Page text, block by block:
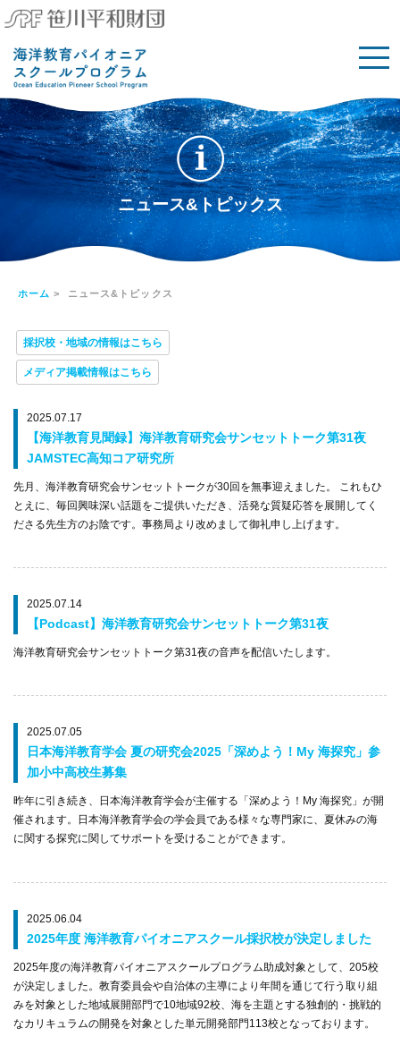
ニュース&トピックス
ホーム > ニュース&トピックス
採択校・地域の情報はこちら
メディア掲載情報はこちら
2025.07.17
【海洋教育見聞録】海洋教育研究会サンセットトーク第31夜
JAMSTEC高知コア研究所
先月、海洋教育研究会サンセットトークが30回を無事迎えました。 これもひ
とえに、毎回興味深い話題をご提供いただき、活発な質疑応答を展開してく
ださる先生方のお陰です。事務局より改めまして御礼申し上げます。
2025.07.14
【Podcast】海洋教育研究会サンセットトーク第31夜
海洋教育研究会サンセットトーク第31夜の音声を配信いたします。
2025.07.05
日本海洋教育学会 夏の研究会2025「深めよう！My 海探究」参
加小中高校生募集
昨年に引き続き、日本海洋教育学会が主催する「深めよう！My 海探究」が開
催されます。日本海洋教育学会の学会員である様々な専門家に、夏休みの海
に関する探究に関してサポートを受けることができます。
2025.06.04
2025年度 海洋教育パイオニアスクール採択校が決定しました
2025年度の海洋教育パイオニアスクールプログラム助成対象として、205校
が決定しました。教育委員会や自治体の主導により年間を通じて行う取り組
みを対象とした地域展開部門で10地域92校、海を主題とする独創的・挑戦的
なカリキュラムの開発を対象とした単元開発部門113校となっております。